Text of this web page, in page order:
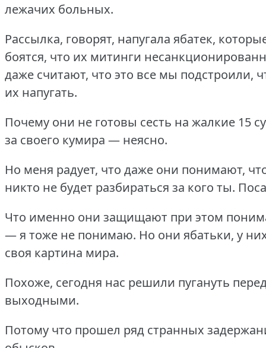
лежачих больных.
Рассылка, говорят, напугала ябатек,
боятся, что их митинги
даже считают, что это все мы подстроили,
их напугать.
Почему они не готовы сесть на жалкие 15
за своего кумира — неясно.
Но меня радует, что даже они понимают,
никто не будет разбираться за кого ты.
Что именно они защищают при этом
— я тоже не понимаю. Но они ябатьки, у
своя картина мира.
Похоже, сегодня нас решили пугануть
выходными.
Потому что прошел ряд странных